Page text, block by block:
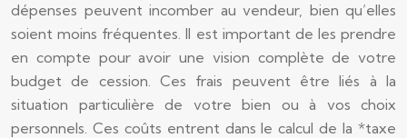
dépenses peuvent incomber au vendeur, bien qu’elles
soient moins fréquentes. Il est important de les prendre
en compte pour avoir une vision complète de votre
budget de cession. Ces frais peuvent être liés à la
situation particulière de votre bien ou à vos choix
personnels. Ces coûts entrent dans le calcul de la *taxe